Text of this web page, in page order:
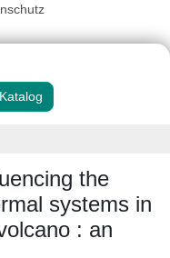
the
systems in
: an